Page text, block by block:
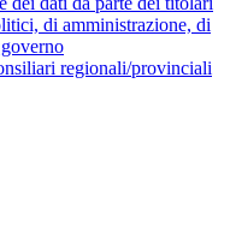
di amministrazione, di
regionali/provinciali